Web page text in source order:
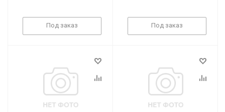
Под заказ Под заказ